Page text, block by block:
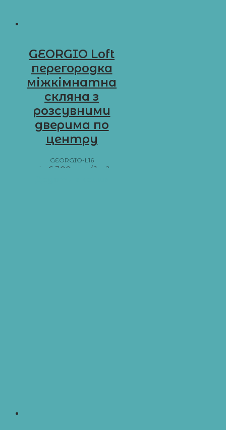
GEORGIO Loft
перегородка
міжкімнатна
скляна з
розсувними
дверима по
центру
GEORGIO-L16
від 6 300
/ 1 м²